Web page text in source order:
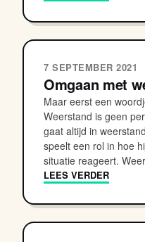
7 SEPTEMBER 2021
Omgaan met
Maar eerst een
Weerstand is geen
gaat altijd in
speelt een rol in hoe
situatie reageert.
LEES VERDER